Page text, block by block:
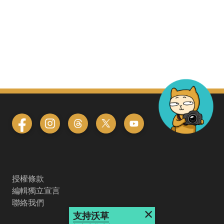
授權條款
編輯獨立宣言
聯絡我們
支持沃草 ×